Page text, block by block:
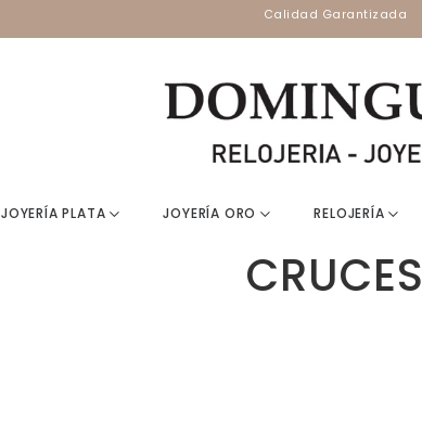
Calidad Garantizada
JOYERÍA PLATA JOYERÍA ORO RELOJERÍA
CRUCES